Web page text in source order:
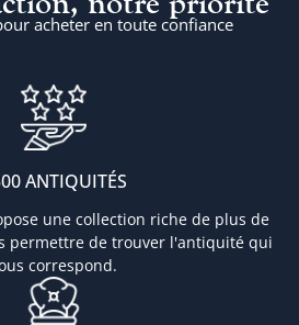
acheter en toute confiance
ANTIQUITÉS
une collection riche de plus de
permettre de trouver l'antiquité qui
correspond.